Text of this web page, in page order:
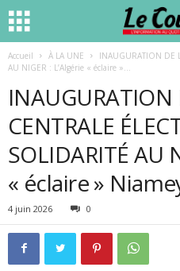
Accueil À LA UNE
INAUGURATION DE
AU NIGER : L’Algérie « éclaire »...
INAUGURATION
CENTRALE
SOLIDARITÉ AU
« éclaire »
4 juin 2026 0